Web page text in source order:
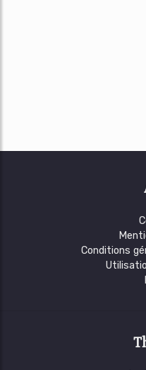
Conditions